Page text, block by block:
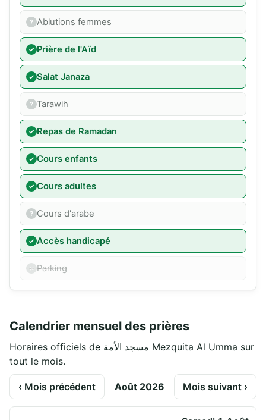
Ablutions femmes
Prière de l'Aïd
Salat Janaza
Tarawih
Repas de Ramadan
Cours enfants
Cours adultes
Cours d'arabe
Accès handicapé
Parking
Calendrier mensuel des prières
Horaires officiels de مسجد الأمة Mezquita Al Umma sur
tout le mois.
‹ Mois précédent Août 2026 Mois suivant ›